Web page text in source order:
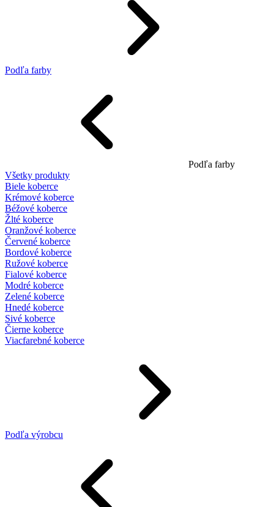
Podľa farby
Podľa farby
Všetky produkty
Biele koberce
Krémové koberce
Béžové koberce
Žlté koberce
Oranžové koberce
Červené koberce
Bordové koberce
Ružové koberce
Fialové koberce
Modré koberce
Zelené koberce
Hnedé koberce
Sivé koberce
Čierne koberce
Viacfarebné koberce
Podľa výrobcu